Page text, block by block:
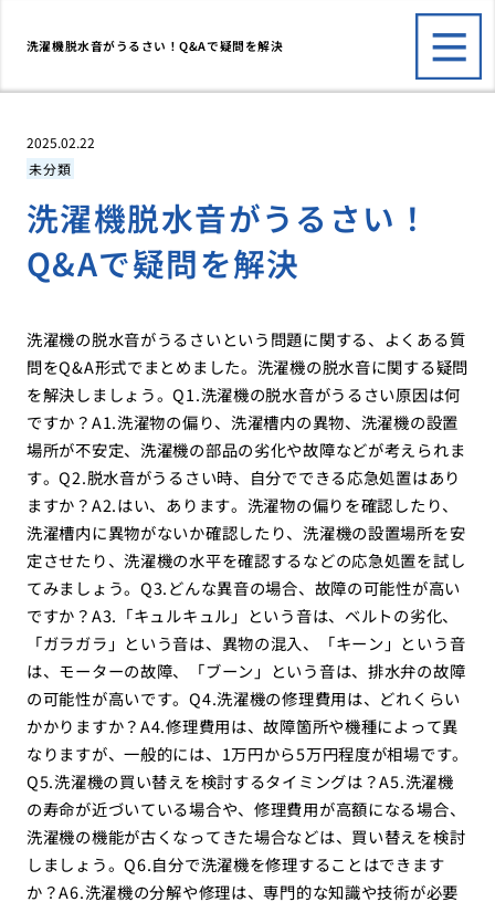
洗濯機脱水音がうるさい！Q&Aで疑問を解決
2025.02.22
未分類
洗濯機脱水音がうるさい！
Q&Aで疑問を解決
洗濯機の脱水音がうるさいという問題に関する、よくある質
問をQ&A形式でまとめました。洗濯機の脱水音に関する疑問
を解決しましょう。Q1.洗濯機の脱水音がうるさい原因は何
ですか？A1.洗濯物の偏り、洗濯槽内の異物、洗濯機の設置
場所が不安定、洗濯機の部品の劣化や故障などが考えられま
す。Q2.脱水音がうるさい時、自分でできる応急処置はあり
ますか？A2.はい、あります。洗濯物の偏りを確認したり、
洗濯槽内に異物がないか確認したり、洗濯機の設置場所を安
定させたり、洗濯機の水平を確認するなどの応急処置を試し
てみましょう。Q3.どんな異音の場合、故障の可能性が高い
ですか？A3.「キュルキュル」という音は、ベルトの劣化、
「ガラガラ」という音は、異物の混入、「キーン」という音
は、モーターの故障、「ブーン」という音は、排水弁の故障
の可能性が高いです。Q4.洗濯機の修理費用は、どれくらい
かかりますか？A4.修理費用は、故障箇所や機種によって異
なりますが、一般的には、1万円から5万円程度が相場です。
Q5.洗濯機の買い替えを検討するタイミングは？A5.洗濯機
の寿命が近づいている場合や、修理費用が高額になる場合、
洗濯機の機能が古くなってきた場合などは、買い替えを検討
しましょう。Q6.自分で洗濯機を修理することはできます
か？A6.洗濯機の分解や修理は、専門的な知識や技術が必要